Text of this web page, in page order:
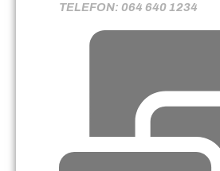
TELEFON: 064 640 1234